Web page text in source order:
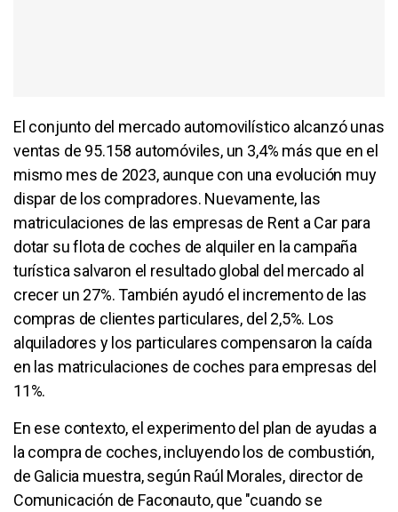
El conjunto del mercado automovilístico alcanzó unas
ventas de 95.158 automóviles, un 3,4% más que en el
mismo mes de 2023, aunque con una evolución muy
dispar de los compradores. Nuevamente, las
matriculaciones de las empresas de Rent a Car para
dotar su flota de coches de alquiler en la campaña
turística salvaron el resultado global del mercado al
crecer un 27%. También ayudó el incremento de las
compras de clientes particulares, del 2,5%. Los
alquiladores y los particulares compensaron la caída
en las matriculaciones de coches para empresas del
11%.
En ese contexto, el experimento del plan de ayudas a
la compra de coches, incluyendo los de combustión,
de Galicia muestra, según Raúl Morales, director de
Comunicación de Faconauto, que "cuando se